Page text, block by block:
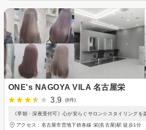
ONE's NAGOYA VILA 名古屋栄
3.9
(8件)
《早朝・深夜受付可》心が安らぐサロン☆スタイリングを
アクセス：名古屋市営地下鉄各線 栄(名古屋)駅 徒歩1分